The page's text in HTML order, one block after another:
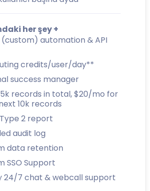
her şey +
(custom) automation & API
credits/user/day**
success manager
records in total, $20/mo for
10k records
2 report
audit log
data retention
SSO Support
24/7 chat & webcall support